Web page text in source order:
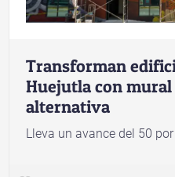
Transforman
Huejutla con
alternativa
Lleva un avance del 50